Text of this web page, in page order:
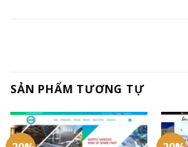
SẢN PHẨM TƯƠNG TỰ